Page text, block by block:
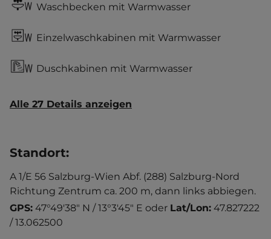
Waschbecken mit Warmwasser
Einzelwaschkabinen mit Warmwasser
Duschkabinen mit Warmwasser
Alle 27 Details anzeigen
Standort:
A 1/E 56 Salzburg-Wien Abf. (288) Salzburg-Nord
Richtung Zentrum ca. 200 m, dann links abbiegen.
GPS: 47°49'38" N / 13°3'45" E oder Lat/Lon: 47.827222
/ 13.062500